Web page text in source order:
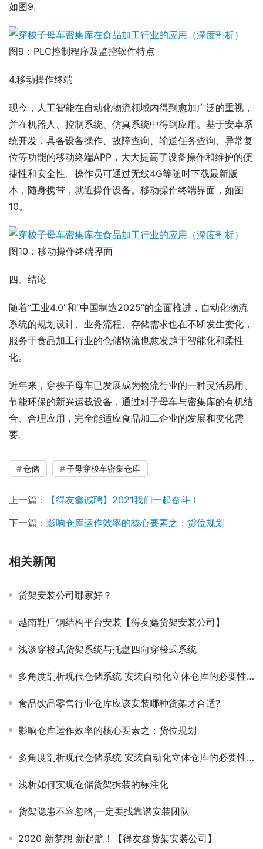
如图9。
图9：PLC控制程序及监控软件特点
4.移动操作终端
现今，人工智能在自动化物流领域内得到愈加广泛的重视，
并在机器人、控制系统、仿真系统中得到应用。基于安卓系
统开发，具备设备操作、故障查询、输送任务查询、异常复
位等功能的移动终端APP，大大提高了设备操作和维护的便
捷性和安全性。操作员可通过无线4G等随时下载最新版
本，随身携带，就近操作设备。移动操作终端界面，如图
10。
图10：移动操作终端界面
四、结论
随着“工业4.0”和“中国制造2025”的全面推进，自动化物流
系统的规划设计、业务流程、存储需求也在不断发生变化，
服务于食品加工行业的仓储物流也愈发趋于智能化和柔性
化。
近年来，穿梭子母车已发展成为物流行业的一种灵活易用、
节能环保的新兴运载设备，通过对子母车与密集库的有机结
合、合理应用，完全能适应食品加工企业的发展和变化需
要。
仓储 子母穿梭车密集仓库
上一篇：
【得友鑫诚聘】2021我们一起奋斗！
下一篇： 影响仓库运作效率的核心要素之：货位规划
相关新闻
货架安装公司哪家好？
越南鞋厂钢结构平台安装【得友鑫货架安装公司】
浅谈穿梭式货架系统与托盘四向穿梭式系统
多角度剖析现代仓储系统 安装自动化立体仓库的必要性（一）
食品饮品零售行业仓库应该安装哪种货架才合适?
影响仓库运作效率的核心要素之：货位规划
多角度剖析现代仓储系统 安装自动化立体仓库的必要性（二）
浅析如何实现仓储货架拆装的标注化
货架隐患不容忽略,一定要找靠谱安装团队
2020 新梦想 新起航！【得友鑫货架安装公司】